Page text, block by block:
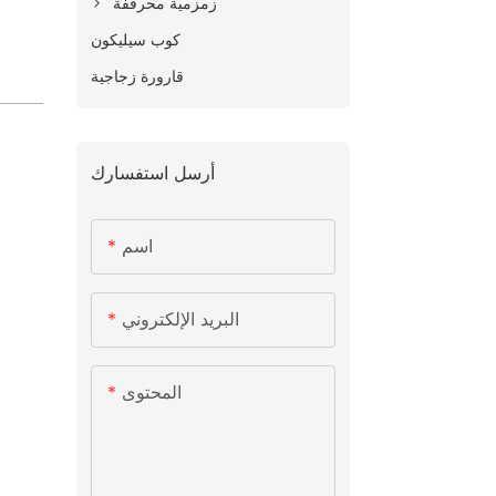
كوب سيليكون
قارورة زجاجية
أرسل استفسارك
اسم
البريد الإلكتروني
المحتوى